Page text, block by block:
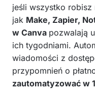
jeśli wszystko
jak Make, Zapier,
w Canva pozwalają
ich tygodniami.
wiadomości z
przypomnień o
zautomatyzować w